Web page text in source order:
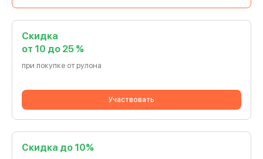
Скидка
от 10 до 25 %
при покупке от рулона
Участвовать
Cкидка до 10%